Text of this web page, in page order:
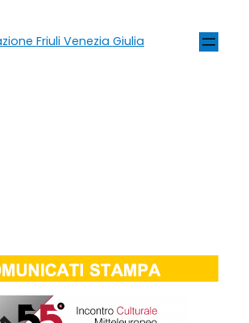
Friuli Venezia Giulia